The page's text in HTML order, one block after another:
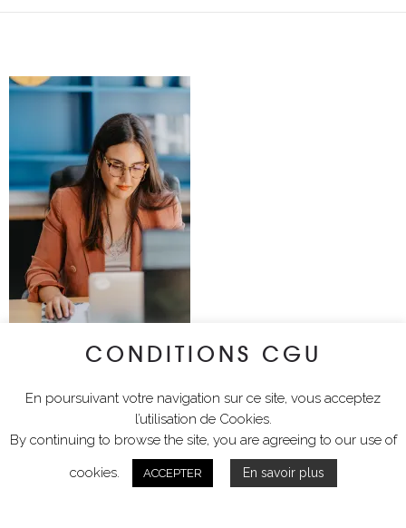
CONDITIONS CGU
En poursuivant votre navigation sur ce site, vous acceptez
l’utilisation de Cookies.
By continuing to browse the site, you are agreeing to our use of
cookies.
ACCEPTER En savoir plus